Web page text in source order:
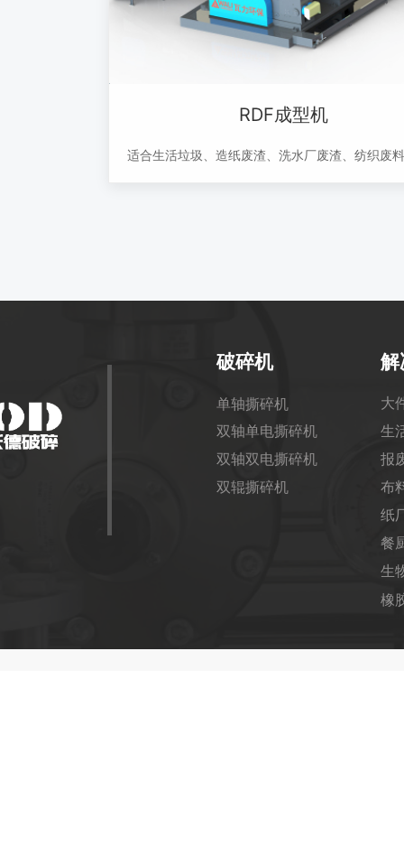
RDF成型机
适合生活垃圾、造纸废渣、洗水厂废渣、纺织废
破碎机
双轴单电撕碎机
单轴撕碎机
双轴双电撕碎机
双辊撕碎机
解
大
生
报
布
纸
生
餐
橡
联系我们
地 址 ：马鞍山市博